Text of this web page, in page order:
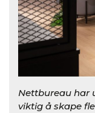
Nettbureau har
viktig å skape